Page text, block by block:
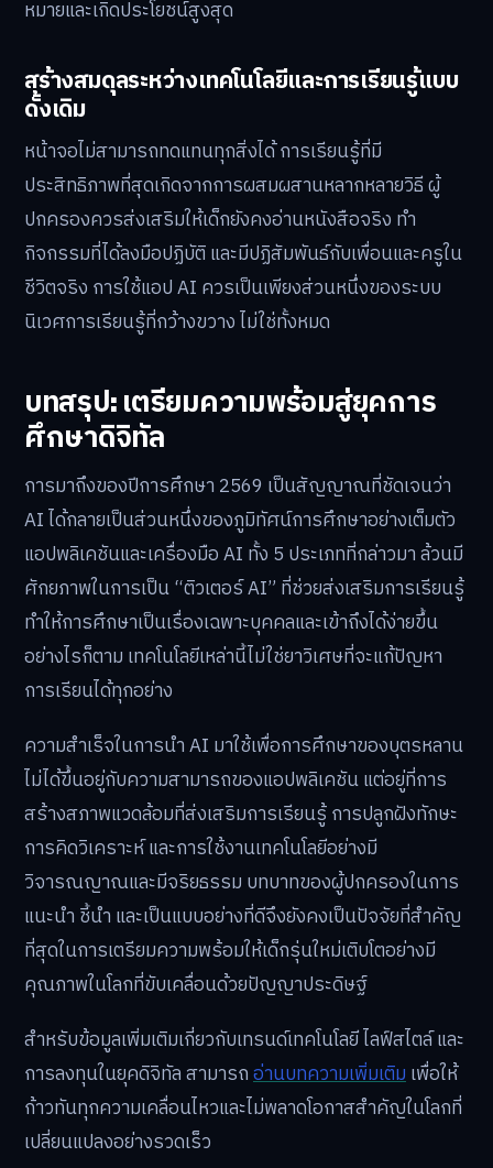
หมายและเกิดประโยชน์สูงสุด
สร้างสมดุลระหว่างเทคโนโลยีและการเรียนรู้แบบ
ดั้งเดิม
หน้าจอไม่สามารถทดแทนทุกสิ่งได้ การเรียนรู้ที่มี
ประสิทธิภาพที่สุดเกิดจากการผสมผสานหลากหลายวิธี ผู้
ปกครองควรส่งเสริมให้เด็กยังคงอ่านหนังสือจริง ทำ
กิจกรรมที่ได้ลงมือปฏิบัติ และมีปฏิสัมพันธ์กับเพื่อนและครูใน
ชีวิตจริง การใช้แอป AI ควรเป็นเพียงส่วนหนึ่งของระบบ
นิเวศการเรียนรู้ที่กว้างขวาง ไม่ใช่ทั้งหมด
บทสรุป: เตรียมความพร้อมสู่ยุคการ
ศึกษาดิจิทัล
การมาถึงของปีการศึกษา 2569 เป็นสัญญาณที่ชัดเจนว่า
AI ได้กลายเป็นส่วนหนึ่งของภูมิทัศน์การศึกษาอย่างเต็มตัว
แอปพลิเคชันและเครื่องมือ AI ทั้ง 5 ประเภทที่กล่าวมา ล้วนมี
ศักยภาพในการเป็น “ติวเตอร์ AI” ที่ช่วยส่งเสริมการเรียนรู้
ทำให้การศึกษาเป็นเรื่องเฉพาะบุคคลและเข้าถึงได้ง่ายขึ้น
อย่างไรก็ตาม เทคโนโลยีเหล่านี้ไม่ใช่ยาวิเศษที่จะแก้ปัญหา
การเรียนได้ทุกอย่าง
ความสำเร็จในการนำ AI มาใช้เพื่อการศึกษาของบุตรหลาน
ไม่ได้ขึ้นอยู่กับความสามารถของแอปพลิเคชัน แต่อยู่ที่การ
สร้างสภาพแวดล้อมที่ส่งเสริมการเรียนรู้ การปลูกฝังทักษะ
การคิดวิเคราะห์ และการใช้งานเทคโนโลยีอย่างมี
วิจารณญาณและมีจริยธรรม บทบาทของผู้ปกครองในการ
แนะนำ ชี้นำ และเป็นแบบอย่างที่ดีจึงยังคงเป็นปัจจัยที่สำคัญ
ที่สุดในการเตรียมความพร้อมให้เด็กรุ่นใหม่เติบโตอย่างมี
คุณภาพในโลกที่ขับเคลื่อนด้วยปัญญาประดิษฐ์
สำหรับข้อมูลเพิ่มเติมเกี่ยวกับเทรนด์เทคโนโลยี ไลฟ์สไตล์ และ
การลงทุนในยุคดิจิทัล สามารถอ่านบทความเพิ่มเติมเพื่อให้
ก้าวทันทุกความเคลื่อนไหวและไม่พลาดโอกาสสำคัญในโลกที่
เปลี่ยนแปลงอย่างรวดเร็ว